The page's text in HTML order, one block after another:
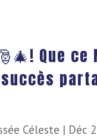
Que
Céleste | Déc